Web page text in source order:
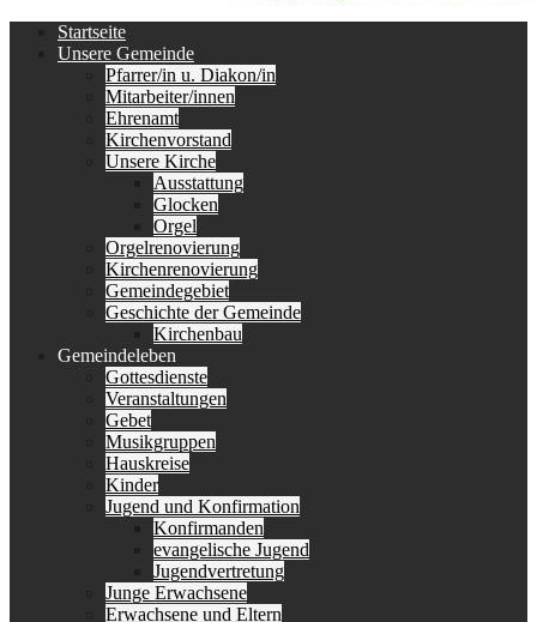
Erstes
Menü
Startseite
Unsere Gemeinde
Pfarrer/in u. Diakon/in
Mitarbeiter/innen
Ehrenamt
Kirchenvorstand
Unsere Kirche
Ausstattung
Glocken
Orgel
Orgelrenovierung
Kirchenrenovierung
Gemeindegebiet
Geschichte der Gemeinde
Kirchenbau
Gemeindeleben
Gottesdienste
Veranstaltungen
Gebet
Musikgruppen
Hauskreise
Kinder
Jugend und Konfirmation
Konfirmanden
evangelische Jugend
Jugendvertretung
Junge Erwachsene
Erwachsene und Eltern